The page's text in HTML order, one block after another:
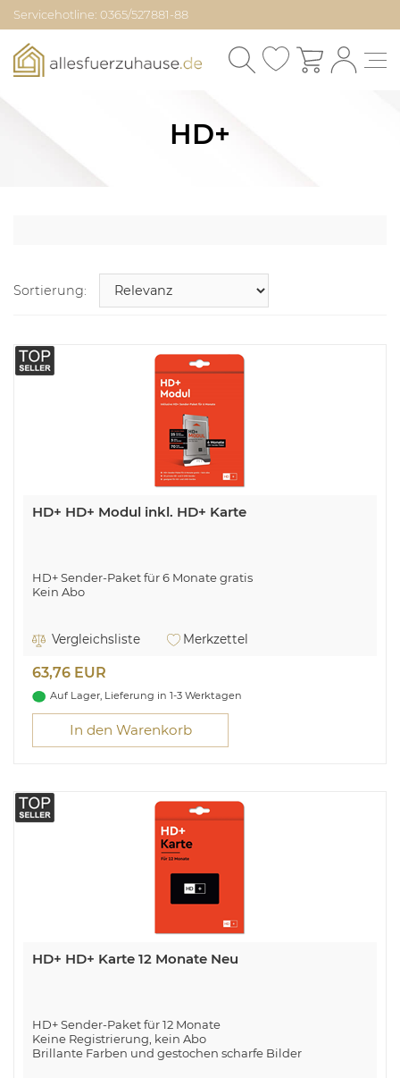
Servicehotline: 0365/527881-88
HD+
Sortierung:
HD+ HD+ Modul inkl. HD+ Karte
HD+ Sender-Paket für 6 Monate gratis
Kein Abo
Vergleichsliste Merkzettel
63,76 EUR
Auf Lager, Lieferung in 1-3 Werktagen
In den Warenkorb
HD+ HD+ Karte 12 Monate Neu
HD+ Sender-Paket für 12 Monate
Keine Registrierung, kein Abo
Brillante Farben und gestochen scharfe Bilder